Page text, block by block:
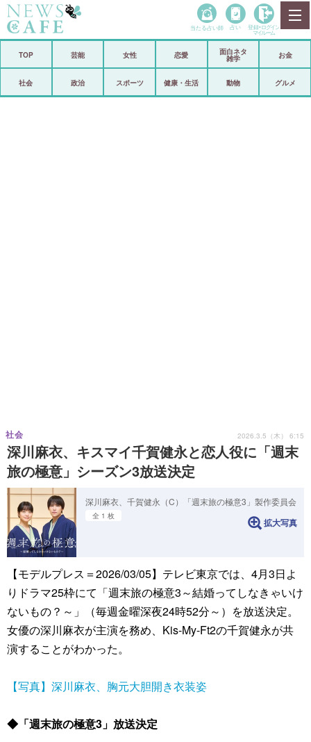
政治
当たる占い師 占い 登録• ログイン
マイルーム
TOP 芸能 女性 恋愛
面白ネタ
雑学
お金
社会 政治 スポーツ 健康・生活 動物 グルメ
深川麻衣、キスマイ千賀健永と恋人役に「週末
旅の極意」シーズン3放送決定
社会 2026.3.5（木） 6:15
深川麻衣、千賀健永（C）「週末旅の極意3」製作委員会
全 1 枚
拡大写真
【モデルプレス＝2026/03/05】テレビ東京では、4月3日よ
りドラマ25枠にて「週末旅の極意3～結婚ってしなきゃいけ
ないもの？～」（毎週金曜深夜24時52分～）を放送決定。
女優の深川麻衣が主演を務め、Kis-My-Ft2の千賀健永が共
演することがわかった。
【写真】深川麻衣、胸元大胆開き衣装姿
◆「週末旅の極意3」放送決定